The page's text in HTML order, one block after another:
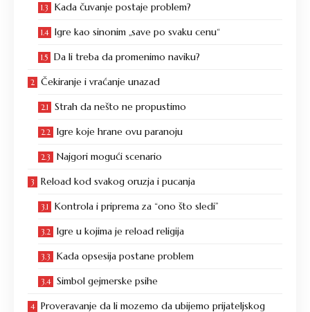
Kada čuvanje postaje problem?
Igre kao sinonim „save po svaku cenu“
Da li treba da promenimo naviku?
Čekiranje i vraćanje unazad
Strah da nešto ne propustimo
Igre koje hrane ovu paranoju
Najgori mogući scenario
Reload kod svakog oruzja i pucanja
Kontrola i priprema za “ono što sledi”
Igre u kojima je reload religija
Kada opsesija postane problem
Simbol gejmerske psihe
Proveravanje da li mozemo da ubijemo prijateljskog